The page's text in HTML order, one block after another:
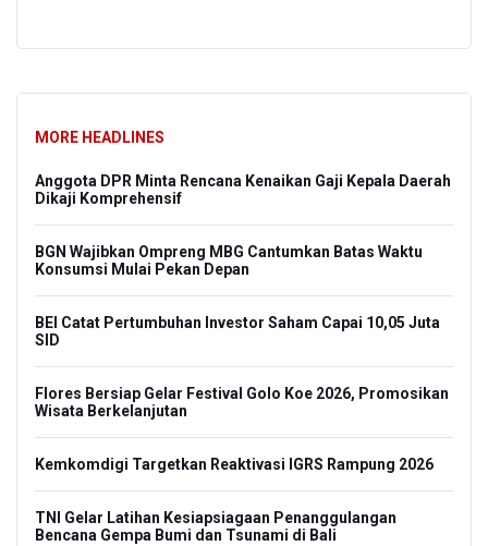
MORE HEADLINES
Anggota DPR Minta Rencana Kenaikan Gaji Kepala Daerah
Dikaji Komprehensif
BGN Wajibkan Ompreng MBG Cantumkan Batas Waktu
Konsumsi Mulai Pekan Depan
BEI Catat Pertumbuhan Investor Saham Capai 10,05 Juta
SID
Flores Bersiap Gelar Festival Golo Koe 2026, Promosikan
Wisata Berkelanjutan
Kemkomdigi Targetkan Reaktivasi IGRS Rampung 2026
TNI Gelar Latihan Kesiapsiagaan Penanggulangan
Bencana Gempa Bumi dan Tsunami di Bali